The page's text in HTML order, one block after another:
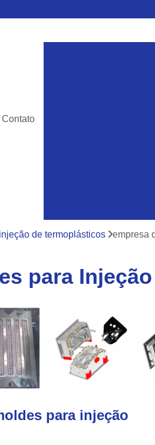
Contato
Ferramentas
Injeção de
Moldes
Produção de
Moldes para
Moldes para
Moldes
de termoplásticos empresa
para
para injeção